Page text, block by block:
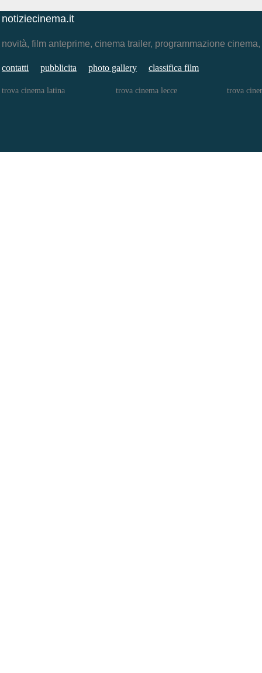
notiziecinema.it
novità, film anteprime, cinema trailer, programmazione
contatti pubblicita photo gallery classifica film
trova cinema latina trova cinema lecce trova